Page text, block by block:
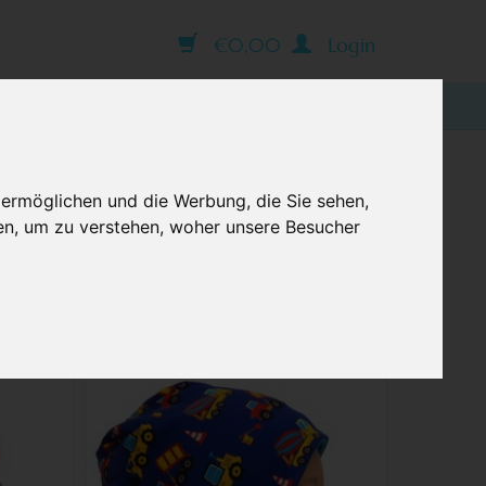
und die Werbung, die Sie sehen,
um zu verstehen, woher unsere Besucher
€0,00 Login
WINTER
online bestellen / in Wien kaufen
Bagger auf blau
für Kopfgrößen 38-56 cm